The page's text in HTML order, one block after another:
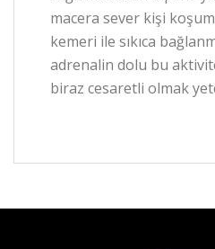
macera sever kişi
kemeri ile sıkıca
adrenalin dolu bu
biraz cesaretli olmak